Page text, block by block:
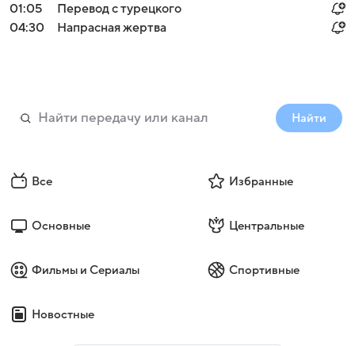
01:05
Перевод с турецкого
04:30
Напрасная жертва
Найти
Все Избранные
Основные Центральные
Фильмы и Сериалы Спортивные
Новостные